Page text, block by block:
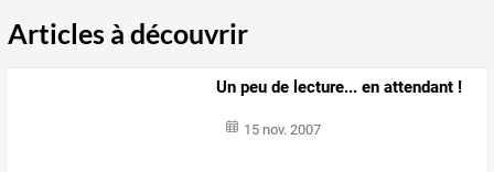
Articles à découvrir
Un peu de lecture... en attendant !
15 nov. 2007